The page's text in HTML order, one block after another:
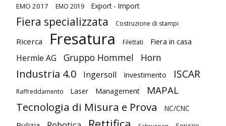
EMO 2017 EMO 2019 Export - Import
Fiera specializzata Costruzione di stampi
Ricerca Fresatura Filettati Fiera in casa
Hermle AG Gruppo Hommel Horn
Industria 4.0 Ingersoll Investimento ISCAR
Raffreddamento Laser Management MAPAL
Tecnologia di Misura e Prova NC/CNC